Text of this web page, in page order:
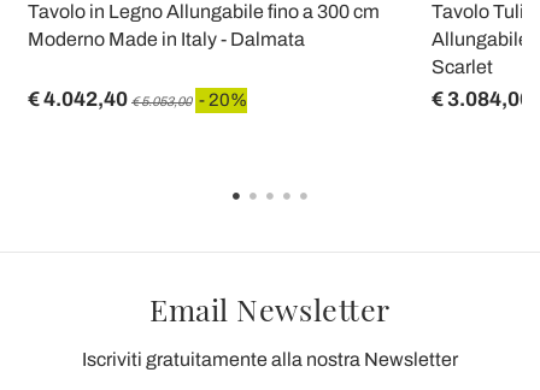
Tavolo in Legno Allungabile fino a 300 cm
Moderno Made in Italy - Dalmata
€ 4.042,40 € 5.053,00 - 20%
Tavolo
Allungabile
Scarlet
€ 3.084,00
Email Newsletter
Iscriviti gratuitamente alla nostra Newsletter